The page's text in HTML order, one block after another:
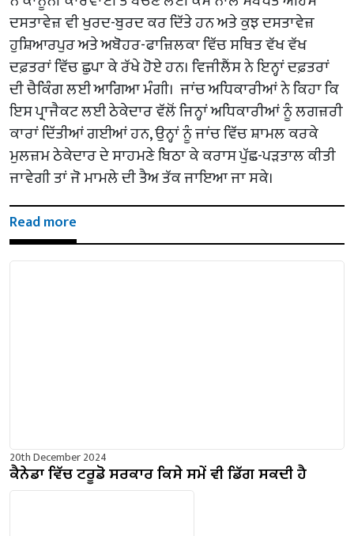
ਦਸਤਾਵੇਜ਼ ਵੀ ਖੁਰਦ-ਬੁਰਦ ਕਰ ਦਿੱਤੇ ਹਨ ਅਤੇ ਕੁਝ ਦਸਤਾਵੇਜ਼
ਹੁਸ਼ਿਆਰਪੁਰ ਅਤੇ ਅਬੋਹਰ-ਫਾਜ਼ਿਲਕਾ ਵਿੱਚ ਸਥਿਤ ਵੱਖ ਵੱਖ
ਦਫ਼ਤਰਾਂ ਵਿੱਚ ਛੁਪਾ ਕੇ ਰੱਖੇ ਹੋਏ ਹਨ। ਵਿਜੀਲੈਂਸ ਨੇ ਇਨ੍ਹਾਂ ਦਫ਼ਤਰਾਂ
ਦੀ ਚੈਕਿੰਗ ਲਈ ਆਗਿਆ ਮੰਗੀ। ਜਾਂਚ ਅਧਿਕਾਰੀਆਂ ਨੇ ਕਿਹਾ ਕਿ
ਇਸ ਪ੍ਰਾਜੈਕਟ ਲਈ ਠੇਕੇਦਾਰ ਵੱਲੋਂ ਜਿਨ੍ਹਾਂ ਅਧਿਕਾਰੀਆਂ ਨੂੰ ਲਗਜ਼ਰੀ
ਕਾਰਾਂ ਦਿੱਤੀਆਂ ਗਈਆਂ ਹਨ, ਉਨ੍ਹਾਂ ਨੂੰ ਜਾਂਚ ਵਿੱਚ ਸ਼ਾਮਲ ਕਰਕੇ
ਮੁਲਜ਼ਮ ਠੇਕੇਦਾਰ ਦੇ ਸਾਹਮਣੇ ਬਿਠਾ ਕੇ ਕਰਾਸ ਪੁੱਛ-ਪੜਤਾਲ ਕੀਤੀ
ਜਾਵੇਗੀ ਤਾਂ ਜੋ ਮਾਮਲੇ ਦੀ ਤੈਅ ਤੱਕ ਜਾਇਆ ਜਾ ਸਕੇ।
Read more
20th December 2024
ਕੈਨੇਡਾ ਵਿੱਚ ਟਰੂਡੋ ਸਰਕਾਰ ਕਿਸੇ ਸਮੇਂ ਵੀ ਡਿੱਗ ਸਕਦੀ ਹੈ